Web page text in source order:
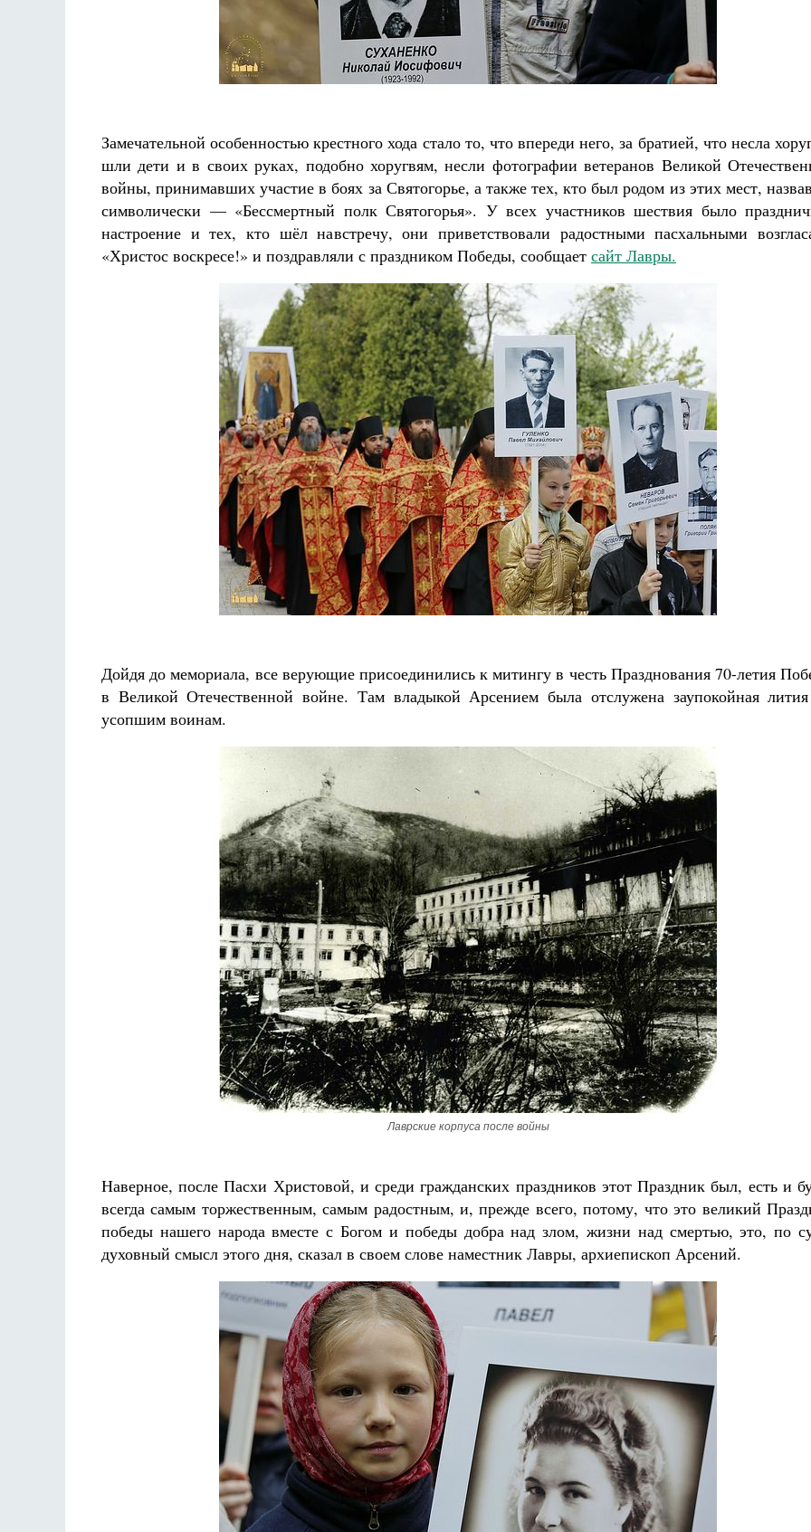
Замечательной особенностью крестного хода стало то, что впереди него, за братией, что несла
шли дети и в своих руках, подобно хоругвям, несли фотографии ветеранов Великой
войны, принимавших участие в боях за Святогорье, а также тех, кто был родом из этих мест,
символически — «Бессмертный полк Святогорья». У всех участников шествия было
настроение и тех, кто шёл навстречу, они приветствовали радостными пасхальными
«Христос воскресе!» и поздравляли с праздником Победы, сообщает сайт Лавры.
Дойдя до мемориала, все верующие присоединились к митингу в честь Празднования 70-летия
в Великой Отечественной войне. Там владыкой Арсением была отслужена заупокойная
усопшим воинам.
Лаврские корпуса после войны
Наверное, после Пасхи Христовой, и среди гражданских праздников этот Праздник был, есть и
всегда самым торжественным, самым радостным, и, прежде всего, потому, что это великий
победы нашего народа вместе с Богом и победы добра над злом, жизни над смертью, это, по
духовный смысл этого дня, сказал в своем слове наместник Лавры, архиепископ Арсений.